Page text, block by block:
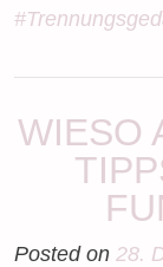
WIESO
Posted on 28.